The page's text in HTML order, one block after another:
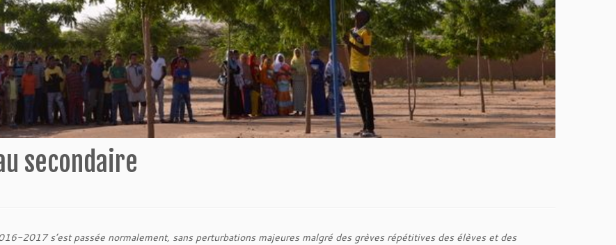
secondaire
2017 s’est passée normalement, sans perturbations majeures malgré des grèves répétitives des élèves et des